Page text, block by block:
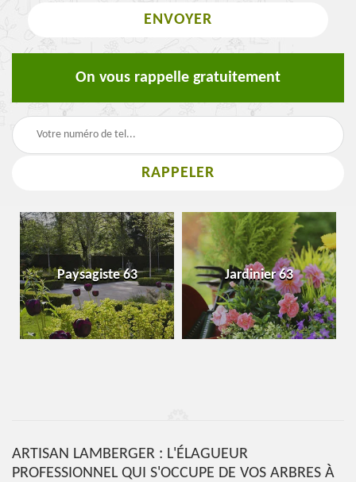
On vous rappelle gratuitement
Paysagiste 63 Jardinier 63
ARTISAN LAMBERGER : L'ÉLAGUEUR
PROFESSIONNEL QUI S'OCCUPE DE VOS ARBRES À